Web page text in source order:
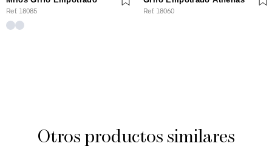
Ref. 18085
Ref. 18060
Otros productos similares